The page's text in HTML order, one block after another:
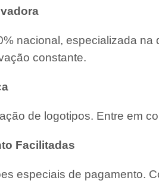
nacional, especializada
constante.
de logotipos. Entre em
Facilitadas
especiais de pagamento.